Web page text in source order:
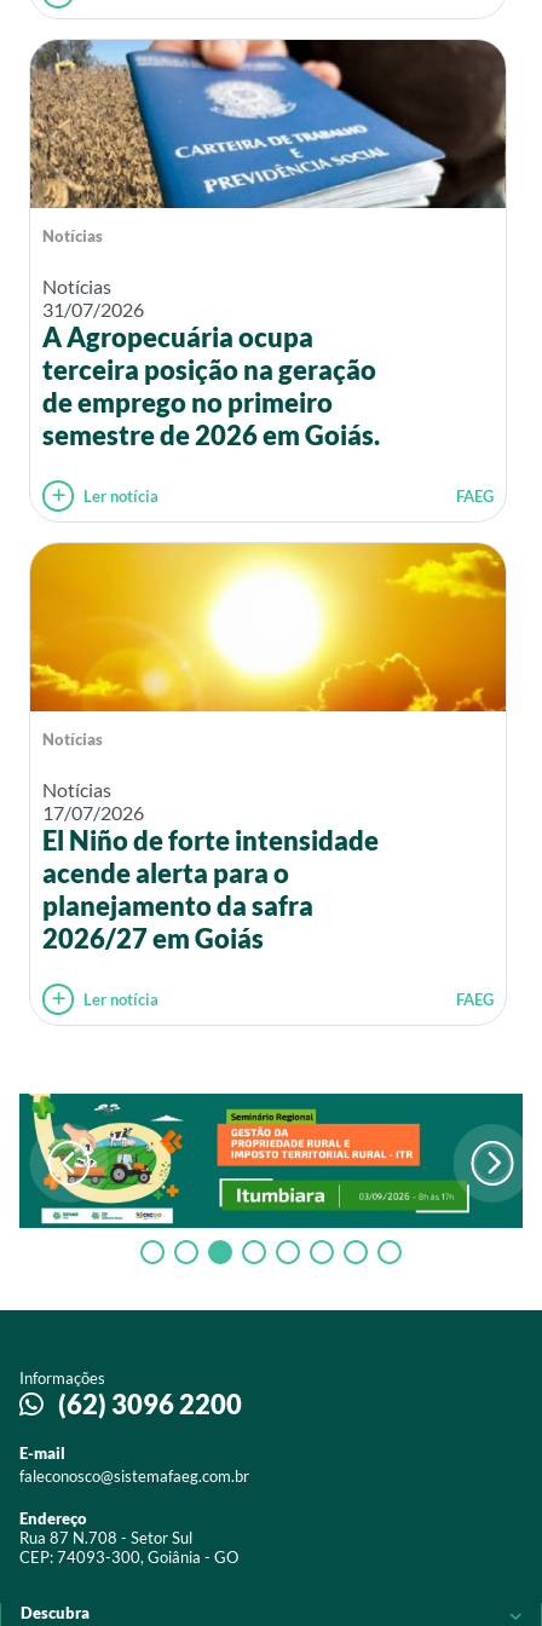
Notícias
Notícias
31/07/2026
A Agropecuária ocupa
terceira posição na geração
de emprego no primeiro
semestre de 2026 em Goiás.
Ler notícia FAEG
Notícias
Notícias
17/07/2026
El Niño de forte intensidade
acende alerta para o
planejamento da safra
2026/27 em Goiás
Ler notícia FAEG
Informações
(62) 3096 2200
E-mail
faleconosco@sistemafaeg.com.br
Endereço
Rua 87 N.708 - Setor Sul
CEP: 74093-300, Goiânia - GO
Descubra